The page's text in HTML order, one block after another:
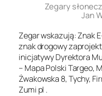
Zegary
Jan
Zegar wskazują: Znak
znak drogowy
inicjatywy Dyrektora
– Mapa Polski Targeo,
Żwakowska 8, Tychy,
Zumi pl .